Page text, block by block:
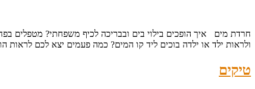
חרדת מים איך הופכים בילוי בים ובבריכה לכיף משפחתי? מטפלים
ולראות ילד או ילדה בוכים ליד קו המים? כמה פעמים יצא לכם
טיקים